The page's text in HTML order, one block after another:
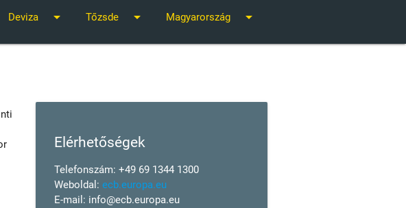
Deviza arrow_drop_down Tőzsde arrow_drop_down Magyarország arrow_drop_down
Elérhetőségek
Telefonszám: +49 69 1344 1300
Weboldal: ecb.europa.eu
E-mail: info@ecb.europa.eu